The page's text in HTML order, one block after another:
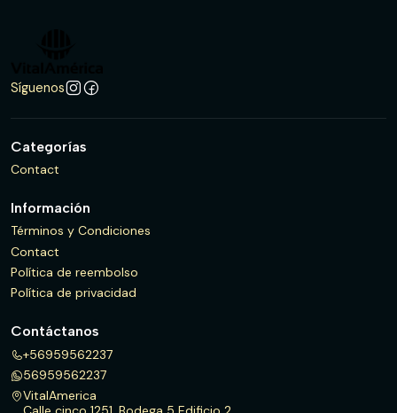
Síguenos
Categorías
Contact
Información
Términos y Condiciones
Contact
Política de reembolso
Política de privacidad
Contáctanos
+56959562237
56959562237
VitalAmerica